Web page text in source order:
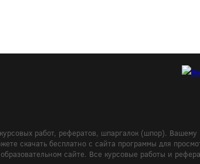
работ, рефератов, шпаргалок (шпор).
скачать бесплатно с сайта программы для
сайте. Все курсовые работы и